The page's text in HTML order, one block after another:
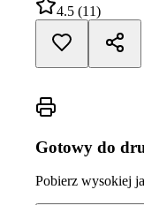
4.5 (11)
Gotowy do
Pobierz wysokiej